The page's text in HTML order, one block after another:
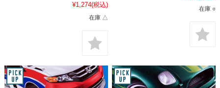
¥1,274(税込)
在庫 △
在庫 ○